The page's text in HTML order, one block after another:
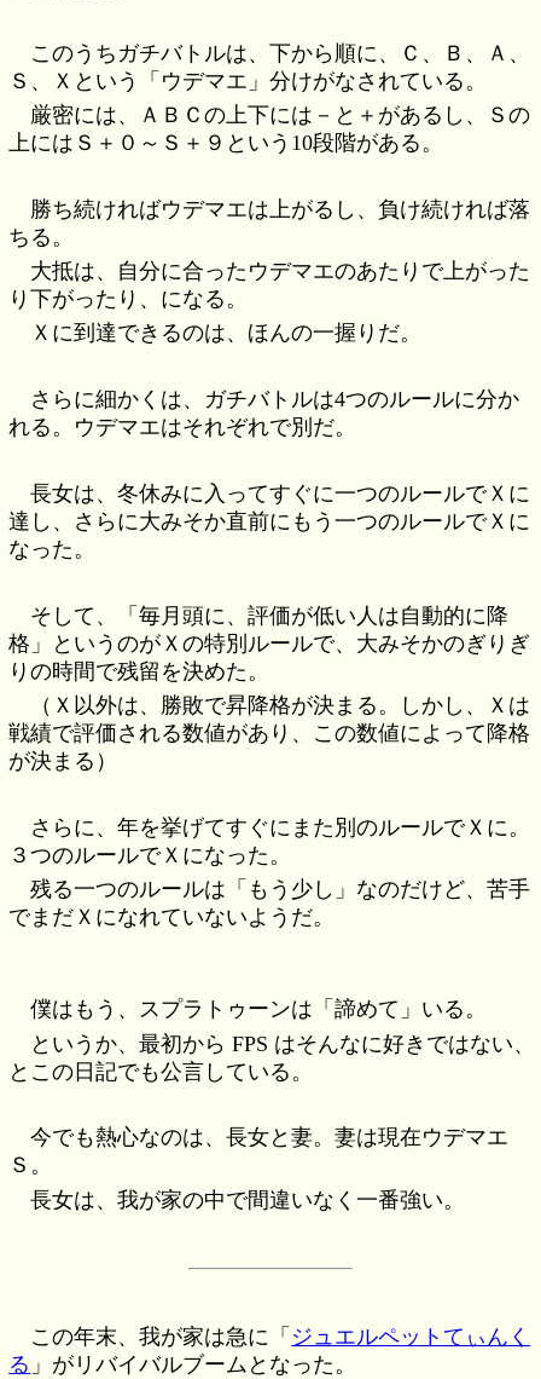
このうちガチバトルは、下から順に、Ｃ、Ｂ、Ａ、
Ｓ、Ｘという「ウデマエ」分けがなされている。
厳密には、ＡＢＣの上下には－と＋があるし、Ｓの
上にはＳ＋０～Ｓ＋９という10段階がある。
勝ち続ければウデマエは上がるし、負け続ければ落
ちる。
大抵は、自分に合ったウデマエのあたりで上がった
り下がったり、になる。
Ｘに到達できるのは、ほんの一握りだ。
さらに細かくは、ガチバトルは4つのルールに分か
れる。ウデマエはそれぞれで別だ。
長女は、冬休みに入ってすぐに一つのルールでＸに
達し、さらに大みそか直前にもう一つのルールでＸに
なった。
そして、「毎月頭に、評価が低い人は自動的に降
格」というのがＸの特別ルールで、大みそかのぎりぎ
りの時間で残留を決めた。
（Ｘ以外は、勝敗で昇降格が決まる。しかし、Ｘは
戦績で評価される数値があり、この数値によって降格
が決まる）
さらに、年を挙げてすぐにまた別のルールでＸに。
３つのルールでＸになった。
残る一つのルールは「もう少し」なのだけど、苦手
でまだＸになれていないようだ。
僕はもう、スプラトゥーンは「諦めて」いる。
というか、最初から FPS はそんなに好きではない、
とこの日記でも公言している。
今でも熱心なのは、長女と妻。妻は現在ウデマエ
Ｓ。
長女は、我が家の中で間違いなく一番強い。
この年末、我が家は急に「 ジュエルペットてぃんく
る 」がリバイバルブームとなった。